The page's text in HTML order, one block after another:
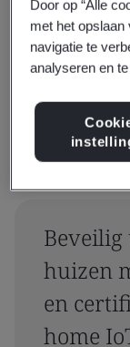
huizen
en
home
Door op “Alle
met het
navigatie te
analyseren en